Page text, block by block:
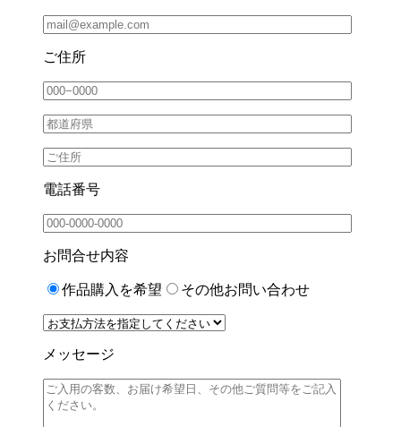
ご住所
電話番号
お問合せ内容
作品購入を希望 その他お問い合わせ
メッセージ